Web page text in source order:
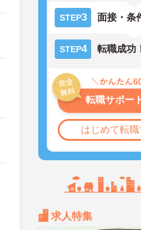
STEP3 面接・条
STEP4 転職成功
転職サポー
はじめて転
求人特集